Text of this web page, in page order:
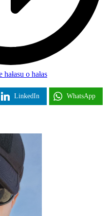
hałasu o hałas
LinkedIn WhatsApp